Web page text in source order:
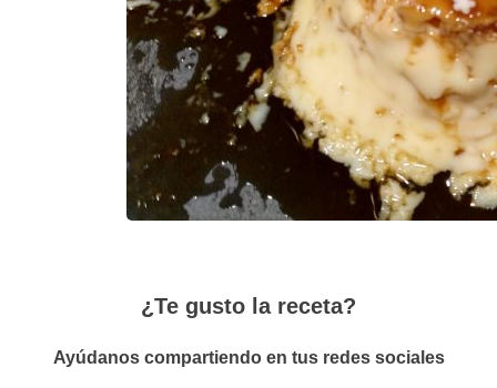
¿Te gusto la receta?
Ayúdanos compartiendo en tus redes sociales